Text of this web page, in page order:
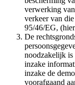
verwerking
verkeer van
95/46/EG,
De
noodzakelijk is
inzake
inzake de
voorafgaand